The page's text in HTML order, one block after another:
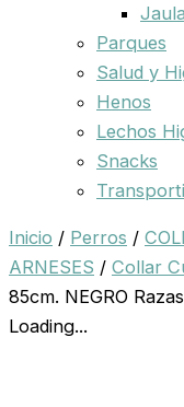
Parques
Salud y
Henos
Lechos
Snacks
Inicio / Perros /
ARNESES / Collar
85cm. NEGRO
Loading...